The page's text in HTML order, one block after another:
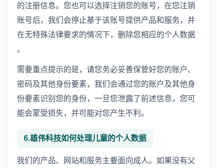
的注册信息。您也可以选择注销您的账号，在您注销
账号后，我们会停止基于该账号提供产品和服务，并
在无特殊法律要求的情况下，删除您相应的个人数据
。
需要重点提示的是，请您务必妥善保管好您的账户、
密码及其他身份要素，我们会通过您的账户及其他身
份要素识别您的身份，一旦您泄露了前述信息，您可
能会蒙受损失，并可能对您产生不利。
6.雄伟科技如何处理儿童的个人数据
我们的产品、网站和服务主要面向成人。如果没有父